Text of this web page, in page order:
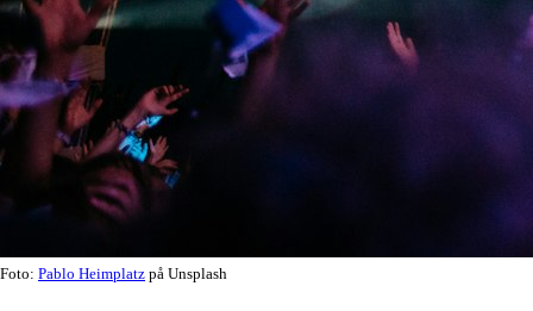
Foto: Pablo Heimplatz på Unsplash